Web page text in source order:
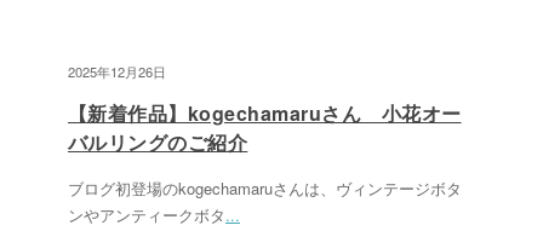
2025年12月26日
【新着作品】kogechamaruさん 小花オー
バルリングのご紹介
ブログ初登場のkogechamaruさんは、ヴィンテージボタ
ンやアンティークボタ...